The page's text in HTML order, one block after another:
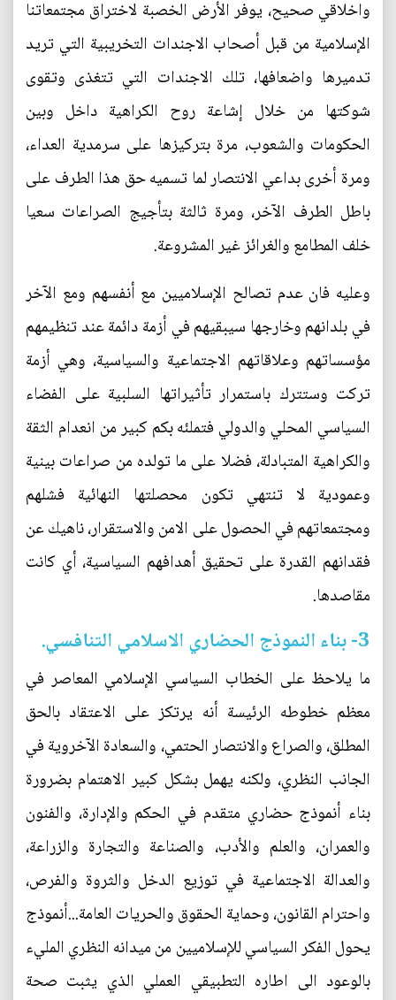
واخلاقي صحيح، يوفر الأرض الخصبة لاختراق مجتمعاتنا
الإسلامية من قبل أصحاب الاجندات التخريبية التي تريد
تدميرها واضعافها، تلك الاجندات التي تتغذى وتقوى
شوكتها من خلال إشاعة روح الكراهية داخل وبين
الحكومات والشعوب، مرة بتركيزها على سرمدية العداء،
ومرة أخرى بداعي الانتصار لما تسميه حق هذا الطرف على
باطل الطرف الآخر، ومرة ثالثة بتأجيج الصراعات سعيا
خلف المطامع والغرائز غير المشروعة.
وعليه فان عدم تصالح الإسلاميين مع أنفسهم ومع الآخر
في بلدانهم وخارجها سيبقيهم في أزمة دائمة عند تنظيمهم
مؤسساتهم وعلاقاتهم الاجتماعية والسياسية، وهي أزمة
تركت وستترك باستمرار تأثيراتها السلبية على الفضاء
السياسي المحلي والدولي فتملئه بكم كبير من انعدام الثقة
والكراهية المتبادلة، فضلا على ما تولده من صراعات بينية
وعمودية لا تنتهي تكون محصلتها النهائية فشلهم
ومجتمعاتهم في الحصول على الامن والاستقرار، ناهيك عن
فقدانهم القدرة على تحقيق أهدافهم السياسية، أي كانت
مقاصدها.
3- بناء النموذج الحضاري الاسلامي التنافسي.
ما يلاحظ على الخطاب السياسي الإسلامي المعاصر في
معظم خطوطه الرئيسة أنه يرتكز على الاعتقاد بالحق
المطلق، والصراع والانتصار الحتمي، والسعادة الآخروية في
الجانب النظري، ولكنه يهمل بشكل كبير الاهتمام بضرورة
بناء أنموذج حضاري متقدم في الحكم والإدارة، والفنون
والعمران، والعلم والأدب، والصناعة والتجارة والزراعة،
والعدالة الاجتماعية في توزيع الدخل والثروة والفرص،
واحترام القانون، وحماية الحقوق والحريات العامة...أنموذج
يحول الفكر السياسي للإسلاميين من ميدانه النظري المليء
بالوعود الى اطاره التطبيقي العملي الذي يثبت صحة